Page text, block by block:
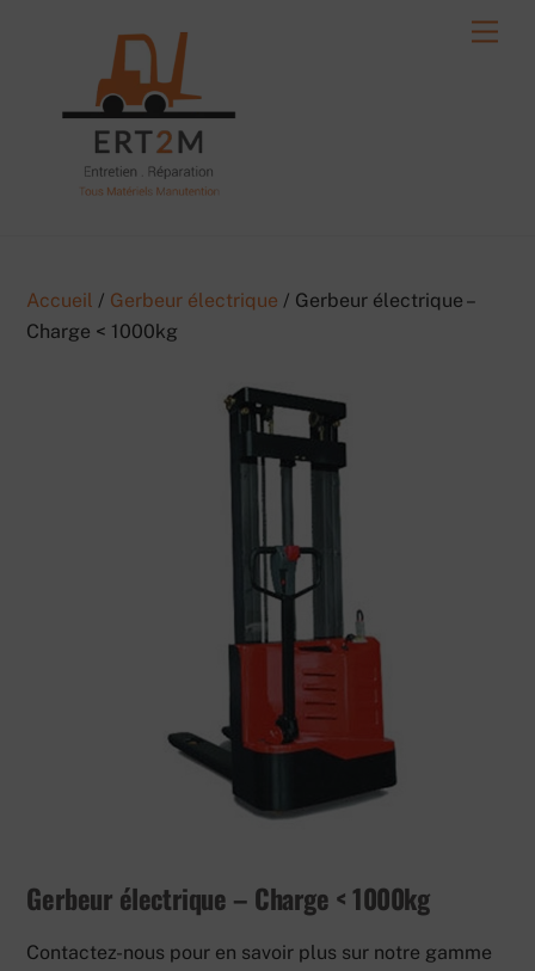
Accueil / Gerbeur électrique / Gerbeur électrique –
Charge < 1000kg
Gerbeur électrique – Charge < 1000kg
Contactez-nous pour en savoir plus sur notre gamme